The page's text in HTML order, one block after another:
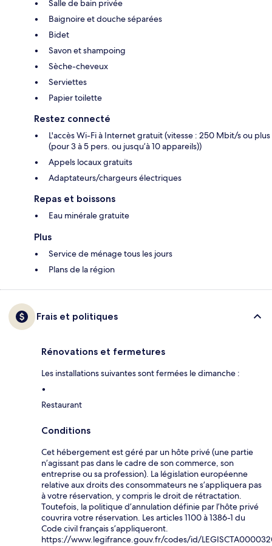
Salle de bain privée
Baignoire et douche séparées
Bidet
Savon et shampoing
Sèche-cheveux
Serviettes
Papier toilette
Restez connecté
L'accès Wi-Fi à Internet gratuit (vitesse : 250 Mbit/s ou plus
(pour 3 à 5 pers. ou jusqu’à 10 appareils))
Appels locaux gratuits
Adaptateurs/chargeurs électriques
Repas et boissons
Eau minérale gratuite
Plus
Service de ménage tous les jours
Plans de la région
Frais et politiques
Rénovations et fermetures
Les installations suivantes sont fermées le dimanche :
Restaurant
Conditions
Cet hébergement est géré par un hôte privé (une partie
n’agissant pas dans le cadre de son commerce, son
entreprise ou sa profession). La législation européenne
relative aux droits des consommateurs ne s’appliquera pas
à votre réservation, y compris le droit de rétractation.
Toutefois, la politique d’annulation définie par l’hôte privé
couvrira votre réservation. Les articles 1100 à 1386-1 du
Code civil français s’appliqueront.
https://www.legifrance.gouv.fr/codes/id/